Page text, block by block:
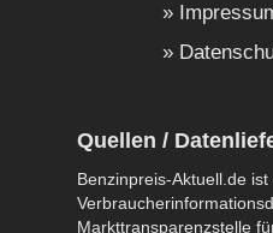
Quellen /
Benzinpreis-Aktuell.de
Markttransparenzstelle